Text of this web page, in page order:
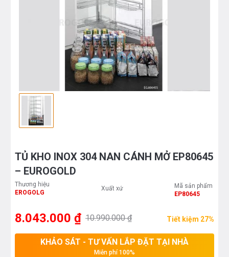
TỦ KHO INOX 304 NAN CÁNH MỞ EP80645
– EUROGOLD
Thương hiệu
EROGOLG
Xuất xứ
Mã sản phẩm
EP80645
8.043.000 ₫ 10.990.000 ₫ Tiết kiệm 27%
KHẢO SÁT - TƯ VẤN LẮP ĐẶT TẠI NHÀ
Miễn phí 100%